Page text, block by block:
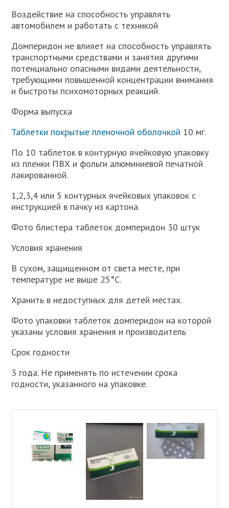
Воздействие на способность управлять
автомобилем и работать с техникой
Домперидон не влияет на способность управлять
транспортными средствами и занятия другими
потенциально опасными видами деятельности,
требующими повышенной концентрации внимания
и быстроты психомоторных реакций.
Форма выпуска
Таблетки покрытые пленочной оболочкой 10 мг.
По 10 таблеток в контурную ячейковую упаковку
из пленки ПВХ и фольги алюминиевой печатной
лакированной.
1,2,3,4 или 5 контурных ячейковых упаковок с
инструкцией в пачку из картона.
Фото блистера таблеток домперидон 30 штук
Условия хранения
В сухом, защищенном от света месте, при
температуре не выше 25°С.
Хранить в недоступных для детей местах.
Фото упаковки таблеток домперидон на которой
указаны условия хранения и производитель
Срок годности
3 года. Не применять по истечении срока
годности, указанного на упаковке.